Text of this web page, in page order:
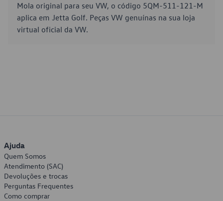
Mola original para seu VW, o código 5QM-511-121-M
aplica em Jetta Golf. Peças VW genuínas na sua loja
virtual oficial da VW.
Ajuda
Quem Somos
Atendimento (SAC)
Devoluções e trocas
Perguntas Frequentes
Como comprar